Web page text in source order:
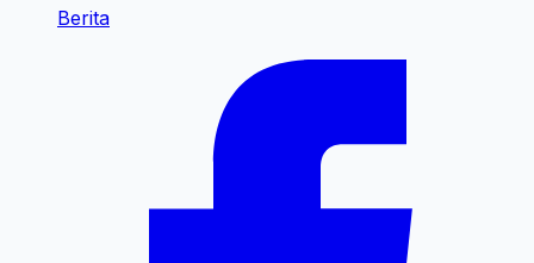
Berita